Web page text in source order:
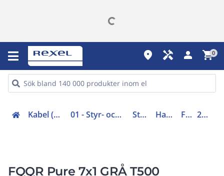
place handyman person shopping_cart0
Kabel (00-05, 48-49) 01 - Styr- och elektronikkabel Styrkabel Halogenfri FQQR 20217170
FQQR Pure 7x1 GRÅ T500